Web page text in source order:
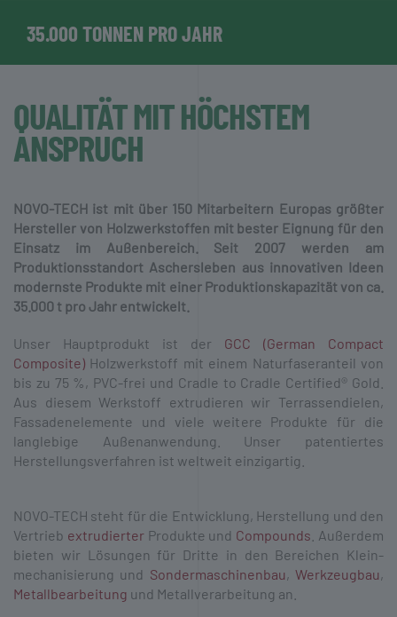
35.000 TONNEN PRO JAHR
QUALITÄT MIT HÖCHSTEM
ANSPRUCH
NOVO-TECH ist mit über 150 Mitarbeitern Europas größter
Hersteller von Holz­werk­stoffen mit bester Eignung für den
Einsatz im Außen­bereich. Seit 2007 werden am
Produktions­standort Aschersleben aus inno­vativen Ideen
modernste Produkte mit einer Produktions­kapazität von ca.
35.000 t pro Jahr ent­wickelt.
Unser Hauptprodukt ist der GCC (German Compact
Composite) Holzwerkstoff mit einem Naturfaseranteil von
bis zu 75 %, PVC-frei und Cradle to Cradle Certified® Gold.
Aus diesem Werkstoff extrudieren wir Terrassendielen,
Fassadenelemente und viele weitere Produkte für die
langlebige Außenanwendung. Unser patentiertes
Herstellungs­verfahren ist weltweit einzigartig.
NOVO-TECH steht für die Entwicklung, Herstellung und den
Vertrieb extrudierterProdukte und Compounds . Außerdem
bieten wir Lösungen für Dritte in den Bereichen Klein­
mechanisierung und Sonder­maschinen­bau ,Werkzeug­bau ,
Metall­be­arbeitung und Metall­verarbeitung an.